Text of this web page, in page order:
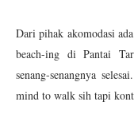
Dari pihak akomodasi
beach-ing di Pantai
senang-senangnya
mind to walk sih tapi